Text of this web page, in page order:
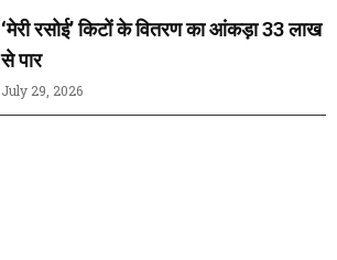
‘मेरी रसोई’ किटों के वितरण का आंकड़ा 33 लाख
से पार
July 29, 2026